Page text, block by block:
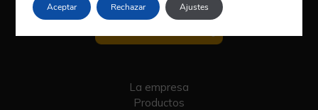
La empresa
Productos
Aceptar Rechazar Ajustes